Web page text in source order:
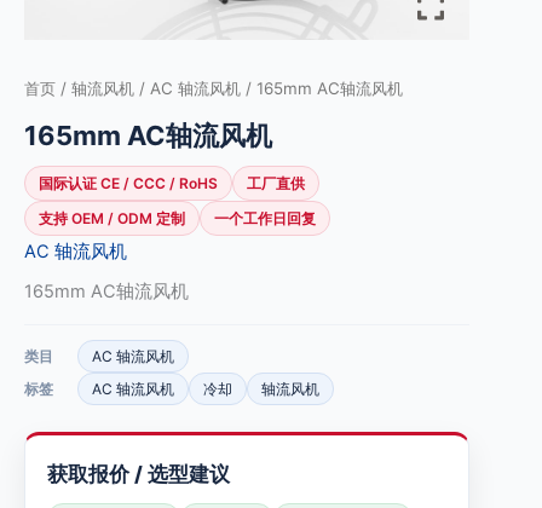
首页 / 轴流风机 / AC 轴流风机 / 165mm AC轴流风机
165mm AC轴流风机
国际认证 CE / CCC / RoHS
工厂直供
支持 OEM / ODM 定制
一个工作日回复
AC 轴流风机
165mm AC轴流风机
类目
AC 轴流风机
标签
AC 轴流风机 冷却 轴流风机
获取报价 / 选型建议